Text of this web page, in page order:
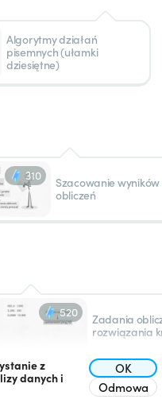
Algorytmy działań
pisemnych (ułamki
dziesiętne)
310
Szacowanie wyników
obliczeń
520
Zadania
rozwiązania
z
danych i
Odmowa
OK